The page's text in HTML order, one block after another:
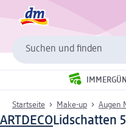
Suchen und finden
Startseite Make-up Augen
ARTDECOLidschatten